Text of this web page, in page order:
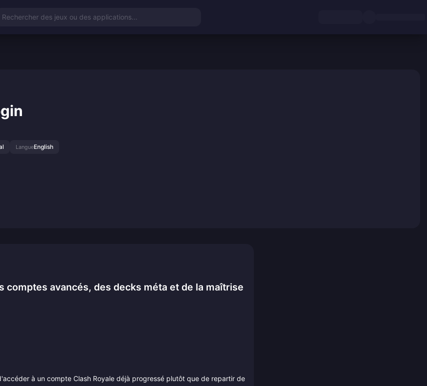
Rechercher des jeux ou des applications...
LangueEnglish
comptes avancés, des decks méta et de la maîtrise
à un compte Clash Royale déjà progressé plutôt que de repartir de